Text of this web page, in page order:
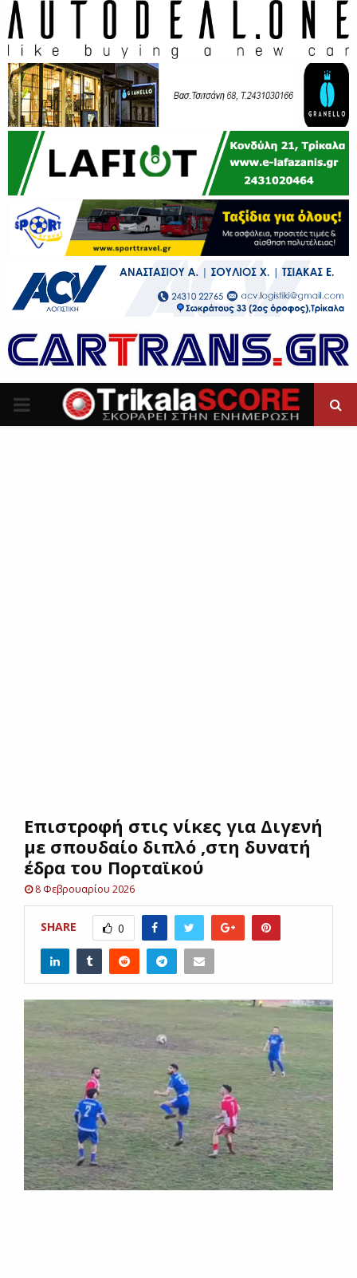
P
UΕπιστροφή στις νίκες για Διγενή
με σπουδαίο διπλό ,στη δυνατή
έδρα του Πορταϊκού
8 Φεβρουαρίου 2026
SHARE 0